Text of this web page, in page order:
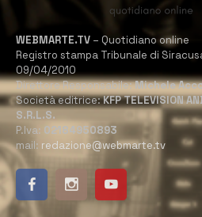
WEBMARTE.TV – Quotidiano online
Registro stampa Tribunale di
09/04/2010
Direttore Responsabile:Michele
Società editrice:KFP TELEVISION
S.R.L.S.
P.Iva: 02184950893
mail: redazione@webmarte.tv